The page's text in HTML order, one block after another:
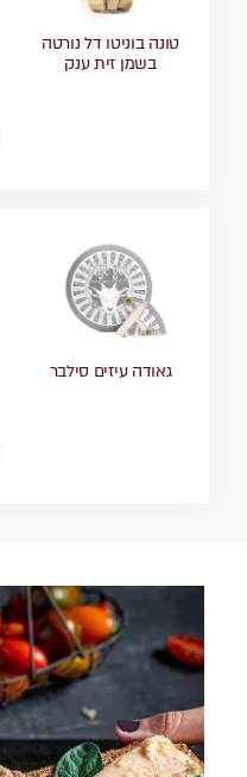
טונה בוניטו דל נורטה
בשמן זית ענק
גאודה עיזים סילבר